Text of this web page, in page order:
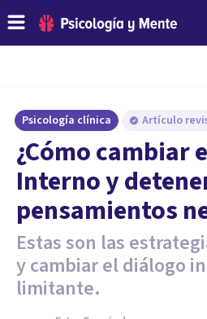
Psicología clínica Artículo
¿Cómo cambiar
Interno y
pensamientos
Estas son las
y cambiar el diálogo
limitante.